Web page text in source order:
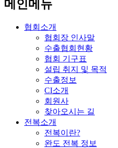
메인메뉴
협회소개
협회장 인사말
수출협회현황
협회 기구표
설립 취지 및 목적
수출정보
CI소개
회원사
찾아오시는 길
전복소개
전복이란?
완도 전복 정보